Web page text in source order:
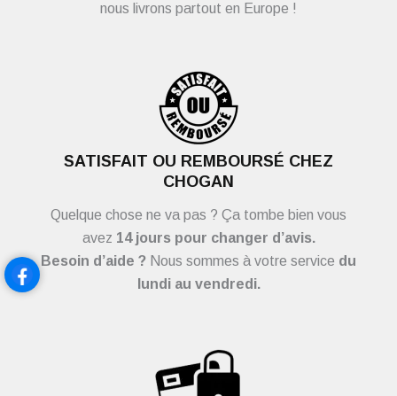
nous livrons partout en Europe !
SATISFAIT OU REMBOURSÉ CHEZ
CHOGAN
Quelque chose ne va pas ? Ça tombe bien vous
avez 14 jours pour changer d’avis.
Besoin d’aide ? Nous sommes à votre service du
lundi au vendredi.